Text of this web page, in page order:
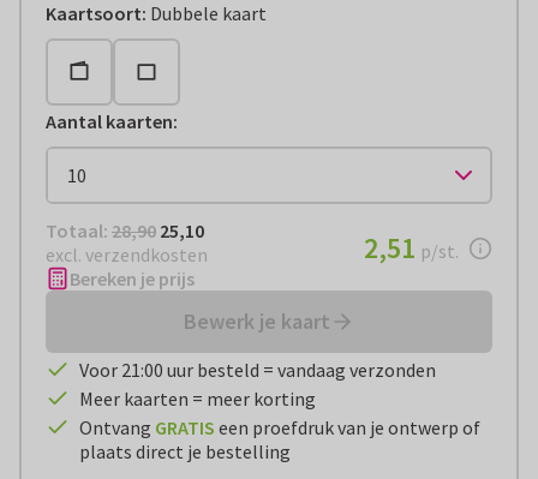
Kaartsoort: Dubbele kaart
Aantal kaarten:
Totaal: € 25,10
Totaal: 28,90 25,10
excl. verzendkosten
€ 2,51 per stuk
2,51 p/st.
Bereken je prijs
Bewerk je kaart
Voor 21:00 uur besteld = vandaag verzonden
Meer kaarten = meer korting
Ontvang GRATIS een proefdruk van je ontwerp of
plaats direct je bestelling